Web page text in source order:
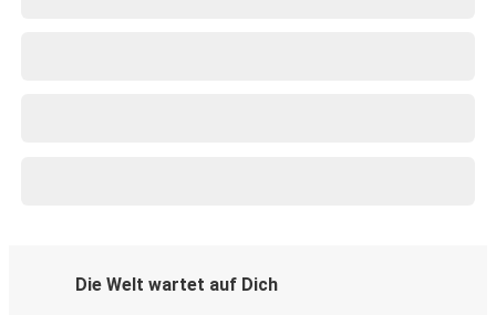
Die Welt wartet auf Dich